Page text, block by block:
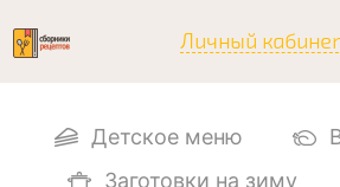
Личный
Детское меню
Заготовки на зиму